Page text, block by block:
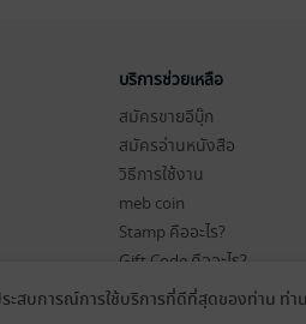
บริการช่วยเหลือ
สมัครขายอีบุ๊ก
สมัครอ่านหนังสือ
วิธีการใช้งาน
meb coin
Stamp คืออะไร?
Gift Code คืออะไร?
เงื่อนไขในการใช้บริการ
ะสบการณ์การใช้บริการที่ดีที่สุดของท่าน